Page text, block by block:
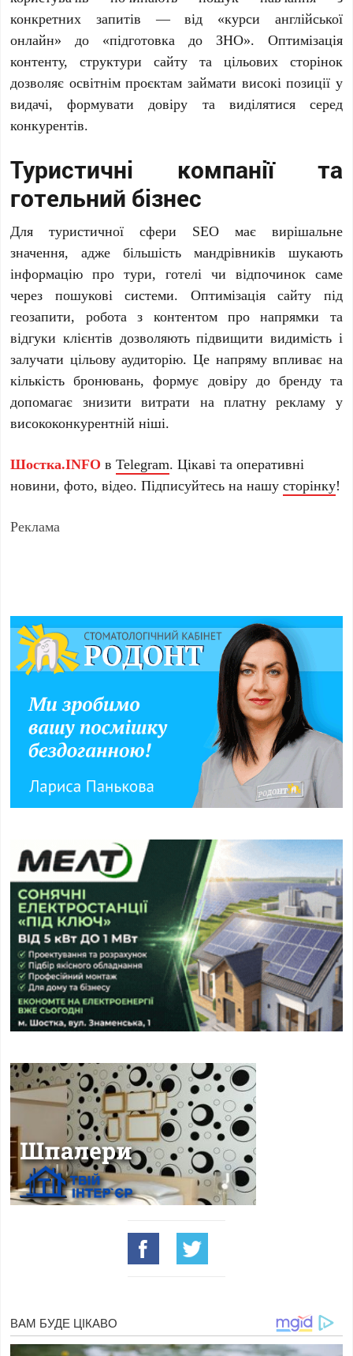
конкретних запитів — від «курси англійської
онлайн» до «підготовка до ЗНО». Оптимізація
контенту, структури сайту та цільових сторінок
дозволяє освітнім проєктам займати високі позиції у
видачі, формувати довіру та виділятися серед
конкурентів.
Туристичні компанії та
готельний бізнес
Для туристичної сфери SEO має вирішальне
значення, адже більшість мандрівників шукають
інформацію про тури, готелі чи відпочинок саме
через пошукові системи. Оптимізація сайту під
геозапити, робота з контентом про напрямки та
відгуки клієнтів дозволяють підвищити видимість і
залучати цільову аудиторію. Це напряму впливає на
кількість бронювань, формує довіру до бренду та
допомагає знизити витрати на платну рекламу у
висококонкурентній ніші.
Шостка.INFO вTelegram. Цікаві та оперативні
новини, фото, відео. Підписуйтесь на нашусторінку!
Реклама